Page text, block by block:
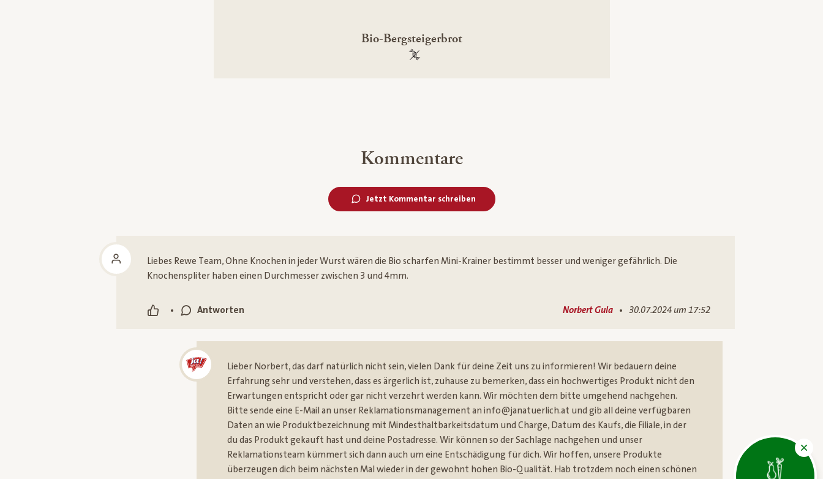
Bio-Bergsteigerbrot
100 % gentechnikfrei
Kommentare
Jetzt Kommentar schreiben
Liebes Rewe Team, Ohne Knochen in jeder Wurst wären die Bio scharfen Mini-Krainer bestimmt besser und weniger gefährlich. Die
Knochenspliter haben einen Durchmesser zwischen 3 und 4mm.
• Antworten Norbert Gula • 30.07.2024 um 17:52
Lieber Norbert, das darf natürlich nicht sein, vielen Dank für deine Zeit uns zu informieren! Wir bedauern deine
Erfahrung sehr und verstehen, dass es ärgerlich ist, zuhause zu bemerken, dass ein hochwertiges Produkt nicht den
Erwartungen entspricht oder gar nicht verzehrt werden kann. Wir möchten dem bitte umgehend nachgehen.
Bitte sende eine E-Mail an unser Reklamationsmanagement an info@janatuerlich.at und gib all deine verfügbaren
Daten an wie Produktbezeichnung mit Mindesthaltbarkeitsdatum und Charge, Datum des Kaufs, die Filiale, in der
du das Produkt gekauft hast und deine Postadresse. Wir können so der Sachlage nachgehen und unser
Reklamationsteam kümmert sich dann auch um eine Entschädigung für dich. Wir hoffen, unsere Produkte
überzeugen dich beim nächsten Mal wieder in der gewohnt hohen Bio-Qualität. Hab trotzdem noch einen schönen